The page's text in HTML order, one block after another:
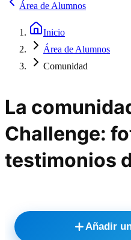
Área de Alumnos
Inicio
Área de Alumnos
Comunidad
La
Challenge:
testimonios
Añadir